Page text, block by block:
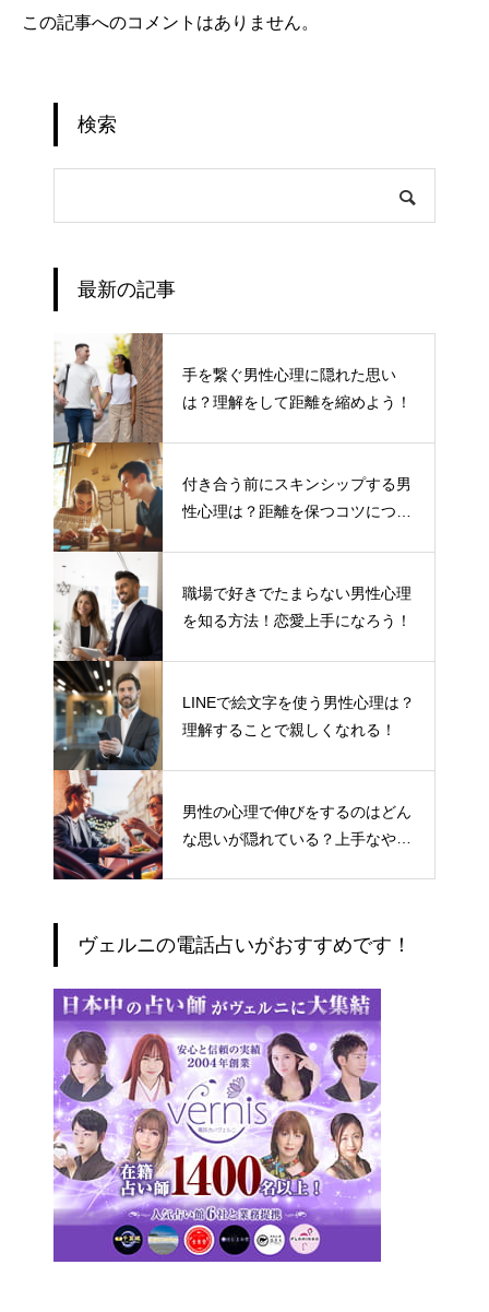
この記事へのコメントはありません。
検索
最新の記事
手を繋ぐ男性心理に隠れた思い
は？理解をして距離を縮めよう！
付き合う前にスキンシップする男
性心理は？距離を保つコツについ
職場で好きでたまらない男性心理
を知る方法！恋愛上手になろう！
LINEで絵文字を使う男性心理は？
理解することで親しくなれる！
男性の心理で伸びをするのはどん
な思いが隠れている？上手なやり
ヴェルニの電話占いがおすすめです！